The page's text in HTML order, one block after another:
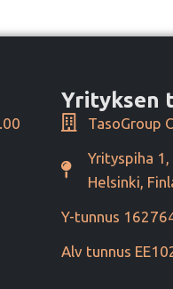
Yrityksen
TasoGroup
Yrityspiha
Helsinki,
Y-tunnus
Alv tunnus